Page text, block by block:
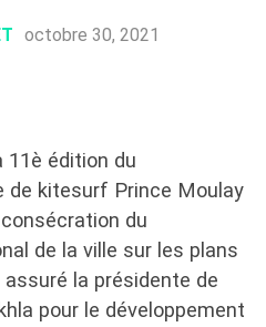
octobre 30, 2021
11è édition du
de kitesurf Prince Moulay
du
de la ville sur les plans
la présidente de
pour le développement